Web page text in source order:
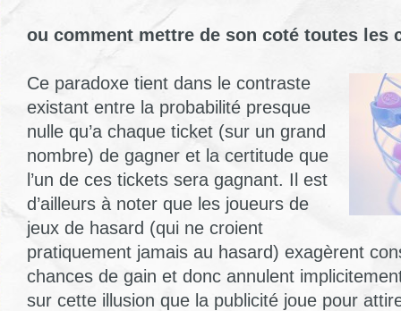
ou comment mettre de son coté toutes les
Ce paradoxe tient dans le contraste
existant entre la probabilité presque
nulle qu’a chaque ticket (sur un grand
nombre) de gagner et la certitude que
l’un de ces tickets sera gagnant. Il est
d’ailleurs à noter que les joueurs de
jeux de hasard (qui ne croient
pratiquement jamais au hasard) exagèrent
chances de gain et donc annulent
sur cette illusion que la publicité joue pour